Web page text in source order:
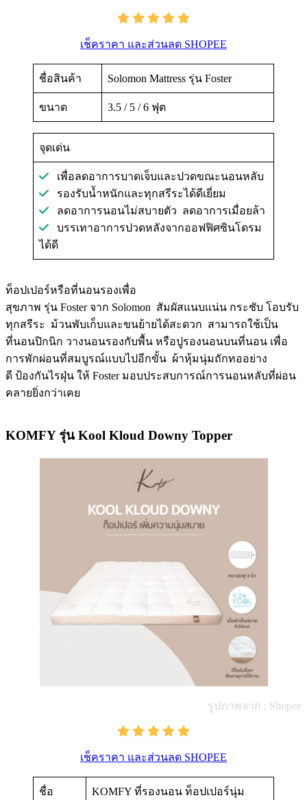
เช็คราคา และส่วนลด SHOPEE
ชื่อสินค้า Solomon Mattress รุ่น Foster
ขนาด 3.5 / 5 / 6 ฟุต
จุดเด่น
เพื่อลดอาการบาดเจ็บและปวดขณะนอนหลับ
รองรับน้ำหนักและทุกสรีระได้ดีเยี่ยม
ลดอาการนอนไม่สบายตัว ลดอาการเมื่อยล้า
บรรเทาอาการปวดหลังจากออฟฟิศซินโดรม
ได้ดี
ท็อปเปอร์หรือที่นอนรองเพื่อ
สุขภาพ รุ่น Foster จาก Solomon สัมผัสแนบแน่น กระชับ โอบรับ
ทุกสรีระ ม้วนพับเก็บและขนย้ายได้สะดวก สามารถใช้เป็น
ที่นอนปิกนิก วางนอนรองกับพื้น หรือปูรองนอนบนที่นอน เพื่อ
การพักผ่อนที่สมบูรณ์แบบไปอีกขั้น ผ้าหุ้มนุ่มถักทออย่าง
ดี ป้องกันไรฝุ่น ให้ Foster มอบประสบการณ์การนอนหลับที่ผ่อน
คลายยิ่งกว่าเคย
KOMFY รุ่น Kool Kloud Downy Topper
รูปภาพจาก : Shopee
เช็คราคา และส่วนลด SHOPEE
ชื่อ KOMFY ที่รองนอน ท็อปเปอร์นุ่ม